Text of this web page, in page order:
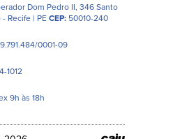
Dom Pedro II, 346 Santo
Recife | PECEP:50010-240
0001-09
1012
9h às 18h